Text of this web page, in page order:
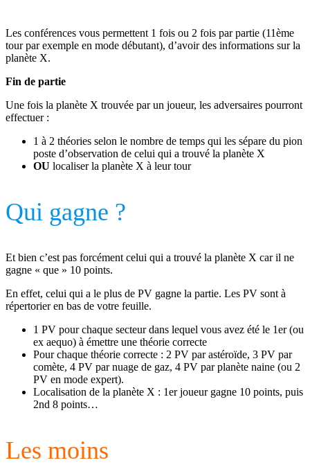
Les conférences vous permettent 1 fois ou 2 fois par partie (11ème
tour par exemple en mode débutant), d’avoir des informations sur la
planète X.
Fin de partie
Une fois la planète X trouvée par un joueur, les adversaires pourront
effectuer :
1 à 2 théories selon le nombre de temps qui les sépare du pion
poste d’observation de celui qui a trouvé la planète X
OU localiser la planète X à leur tour
Qui gagne ?
Et bien c’est pas forcément celui qui a trouvé la planète X car il ne
gagne « que » 10 points.
En effet, celui qui a le plus de PV gagne la partie. Les PV sont à
répertorier en bas de votre feuille.
1 PV pour chaque secteur dans lequel vous avez été le 1er (ou
ex aequo) à émettre une théorie correcte
Pour chaque théorie correcte : 2 PV par astéroïde, 3 PV par
comète, 4 PV par nuage de gaz, 4 PV par planète naine (ou 2
PV en mode expert).
Localisation de la planète X : 1er joueur gagne 10 points, puis
2nd 8 points…
Les moins